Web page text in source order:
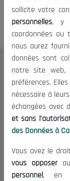
Le
A Propos
Le président
Publications
Appels
sollicite votre
personnelles, y
coordonnées
nous aurez
données sont
notre site web,
préférences.
nécessaire à
échangées avec
et sans
des Données à
Vous avez le
vous opposer
personnel, en